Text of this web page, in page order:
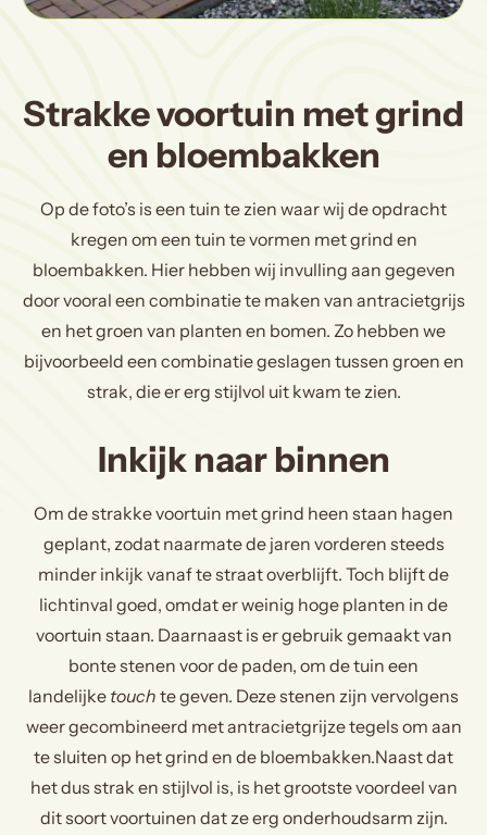
Strakke voortuin met grind
en bloembakken
Op de foto’s is een tuin te zien waar wij de opdracht
kregen om een tuin te vormen met grind en
bloembakken. Hier hebben wij invulling aan gegeven
door vooral een combinatie te maken van antracietgrijs
en het groen van planten en bomen. Zo hebben we
bijvoorbeeld een combinatie geslagen tussen groen en
strak, die er erg stijlvol uit kwam te zien.
Inkijk naar binnen
Om de strakke voortuin met grind heen staan hagen
geplant, zodat naarmate de jaren vorderen steeds
minder inkijk vanaf te straat overblijft. Toch blijft de
lichtinval goed, omdat er weinig hoge planten in de
voortuin staan. Daarnaast is er gebruik gemaakt van
bonte stenen voor de paden, om de tuin een
landelijke touch te geven. Deze stenen zijn vervolgens
weer gecombineerd met antracietgrijze tegels om aan
te sluiten op het grind en de bloembakken.Naast dat
het dus strak en stijlvol is, is het grootste voordeel van
dit soort voortuinen dat ze erg onderhoudsarm zijn.